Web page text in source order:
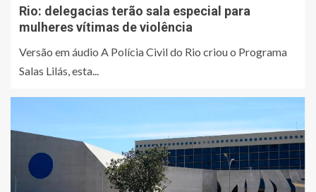
Rio: delegacias terão sala especial para
mulheres vítimas de violência
Versão em áudio A Polícia Civil do Rio criou o Programa
Salas Lilás, esta...